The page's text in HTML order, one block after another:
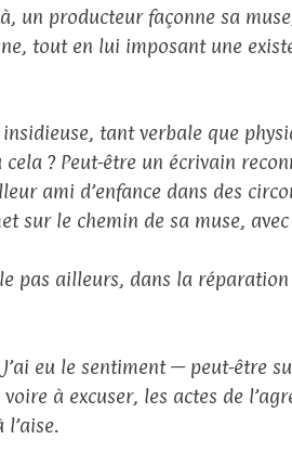
un producteur façonne sa
tout en lui imposant une
tant verbale que
? Peut-être un écrivain
ami d’enfance dans des
sur le chemin de sa muse,
pas ailleurs, dans la réparation
eu le sentiment — peut-être
à excuser, les actes de